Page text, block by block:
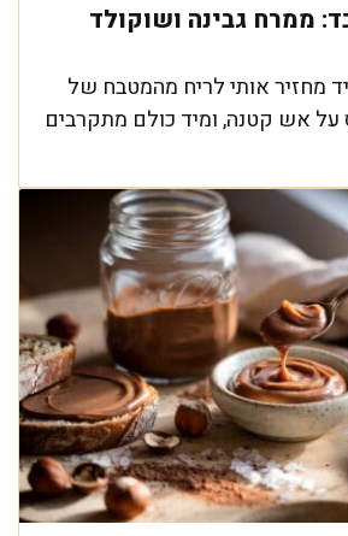
ממרח גבינה ושוקולד
מחזיר אותי לריח מהמטבח של
אש קטנה, ומיד כולם מתקרבים